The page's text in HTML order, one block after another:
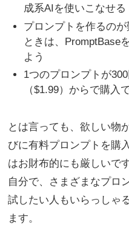
成系AIを使いこなせる
プロンプトを作るのが
ときは、PromptBase
よう
1つのプロンプトが
（$1.99）からで購入
とは言っても、欲しい物
びに有料プロンプトを購
はお財布的にも厳しいで
自分で、さまざまなプロ
試したい人もいらっしゃ
ます。